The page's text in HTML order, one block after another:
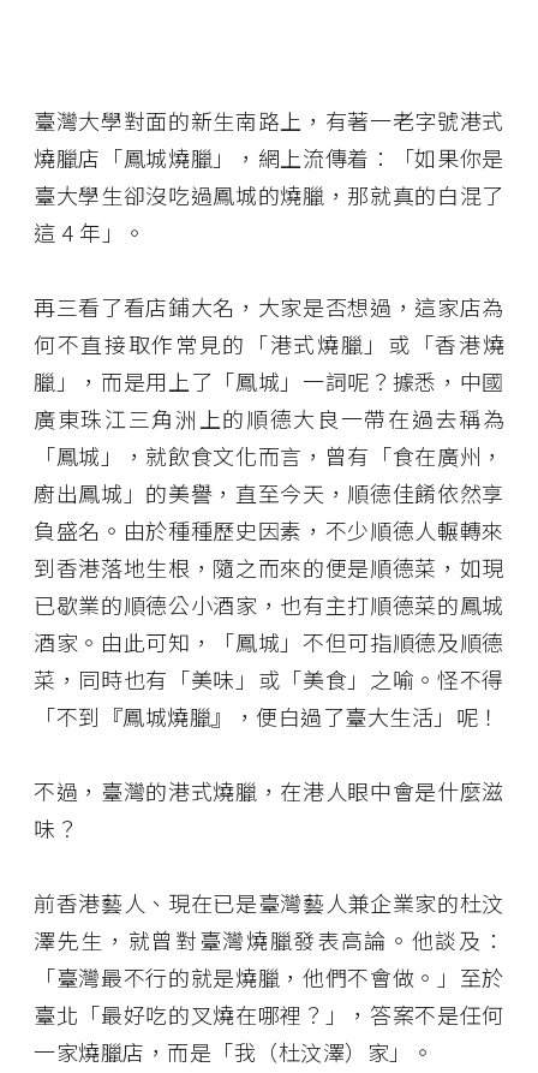
臺灣大學對面的新生南路上，有著一老字號港式
燒臘店「鳳城燒臘」，網上流傳着：「如果你是
臺大學生卻沒吃過鳳城的燒臘，那就真的白混了
這 4 年」。
再三看了看店鋪大名，大家是否想過，這家店為
何不直接取作常見的「港式燒臘」或「香港燒
臘」，而是用上了「鳳城」一詞呢？據悉，中國
廣東珠江三角洲上的順德大良一帶在過去稱為
「鳳城」，就飲食文化而言，曾有「食在廣州，
廚出鳳城」的美譽，直至今天，順德佳餚依然享
負盛名。由於種種歷史因素，不少順德人輾轉來
到香港落地生根，隨之而來的便是順德菜，如現
已歇業的順德公小酒家，也有主打順德菜的鳳城
酒家。由此可知，「鳳城」不但可指順德及順德
菜，同時也有「美味」或「美食」之喻。怪不得
「不到『鳳城燒臘』，便白過了臺大生活」呢！
不過，臺灣的港式燒臘，在港人眼中會是什麼滋
味？
前香港藝人、現在已是臺灣藝人兼企業家的杜汶
澤先生，就曾對臺灣燒臘發表高論。他談及：
「臺灣最不行的就是燒臘，他們不會做。」至於
臺北「最好吃的叉燒在哪裡？」，答案不是任何
一家燒臘店，而是「我（杜汶澤）家」。